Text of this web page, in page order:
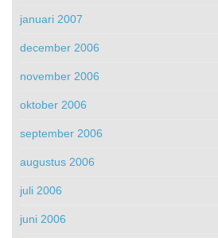
januari 2007
december 2006
november 2006
oktober 2006
september 2006
augustus 2006
juli 2006
juni 2006